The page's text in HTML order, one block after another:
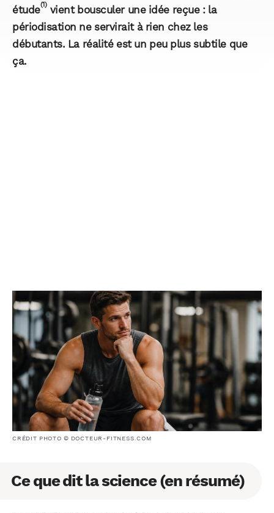
étude(1) vient bousculer une idée reçue : la
périodisation ne servirait à rien chez les
débutants. La réalité est un peu plus subtile que
ça.
CRÉDIT PHOTO © DOCTEUR-FITNESS.COM
Ce que dit la science (en résumé)